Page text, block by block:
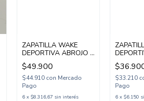
ZAPATILLA WAKE
DEPORTIVA ABROJO Y
ELASTICO 28-34
PETROLEO
(WK372/1PE)
$49.900
$44.910 con Mercado
Pago
6 x $8.316,67 sin interés
$33.210
Pago
6 x $6.150